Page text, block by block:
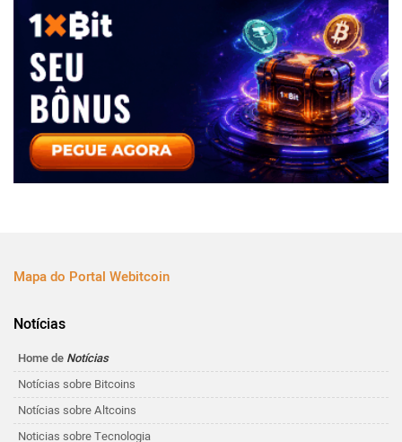
Mapa do Portal Webitcoin
Notícias
Home de Notícias
Notícias sobre Bitcoins
Notícias sobre Altcoins
Noticias sobre Tecnologia